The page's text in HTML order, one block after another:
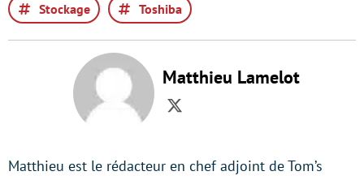
Stockage Toshiba
Matthieu Lamelot
Twitter
Matthieu est le rédacteur en chef adjoint de Tom’s